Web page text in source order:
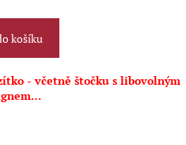
košíku
- včetně štočku s libovolným